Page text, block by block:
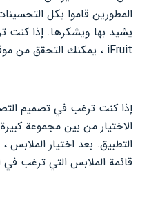
المطورين قاموا بكل
يشيد بها ويشكرها. إذا كنت
iFruit ، يمكنك التحقق من موقعها الرسمي من الرابط أدناه.
إذا كنت ترغب في تصميم
الاختيار من بين مجموعة
التطبيق. بعد اختيار
قائمة الملابس التي ترغب في